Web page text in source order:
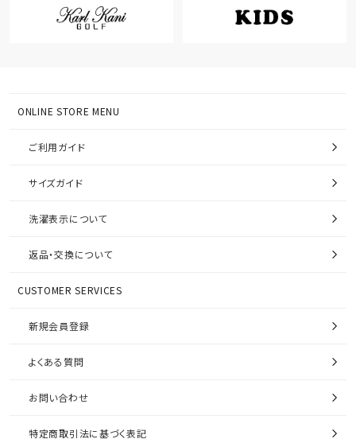
ONLINE STORE MENU
ご利用ガイド
サイズガイド
洗濯表示について
返品・交換について
CUSTOMER SERVICES
新規会員登録
よくある質問
お問い合わせ
特定商取引法に基づく表記